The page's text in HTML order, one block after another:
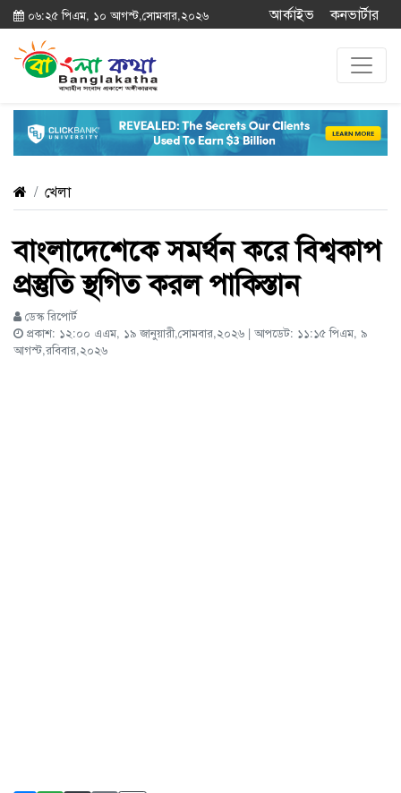
০৬:২৫ পিএম, ১০ আগস্ট,সোমবার,২০২৬ আর্কাইভ কনভার্টার
খেলা
বাংলাদেশেকে সমর্থন করে বিশ্বকাপ
প্রস্তুতি স্থগিত করল পাকিস্তান
ডেস্ক রিপোর্ট
প্রকাশ: ১২:০০ এএম, ১৯ জানুয়ারী,সোমবার,২০২৬ | আপডেট: ১১:১৫ পিএম, ৯
আগস্ট,রবিবার,২০২৬